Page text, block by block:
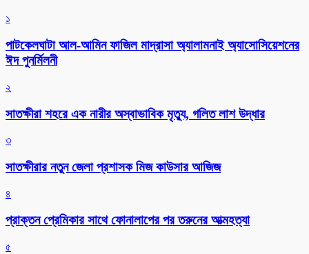
১
পাটকেলঘাটা আল-আমিন ফাজিল মাদ্রাসা অ্যালামনাই অ্যাসোসিয়েশনের
ঈদ পুনর্মিলনী
২
সাতক্ষীরা শহরে এক নারীর অস্বাভাবিক মৃত্যু, গলিত লাশ উদ্ধার
৩
সাতক্ষীরার নতুন জেলা প্রশাসক মিজ কাউসার আজিজ
৪
প্রাক্তন প্রেমিকার সাথে ফোনালাপের পর তরুনের আত্মহত্যা
৫